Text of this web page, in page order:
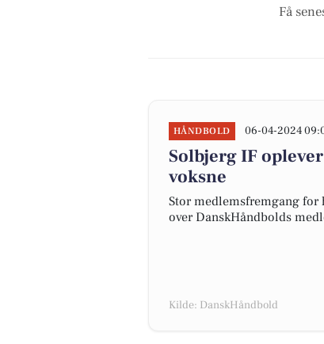
Få
HÅNDBOLD 06-04-2024
Solbjerg IF
voksne
Stor medlemsfremgang for
over DanskHåndbolds
Kilde: DanskHåndbold